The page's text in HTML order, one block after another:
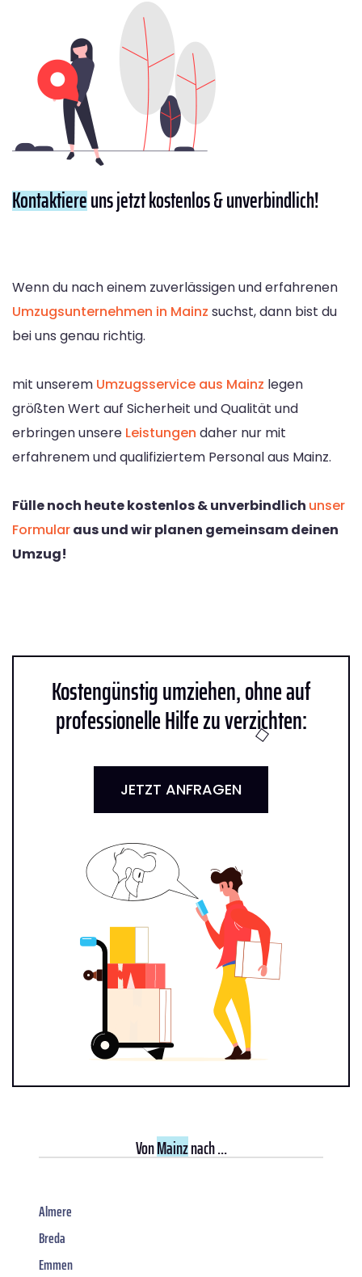
Kontaktiereuns jetzt kostenlos & unverbindlich!
Wenn du nach einem zuverlässigen und erfahrenen
Umzugsunternehmen in Mainz suchst, dann bist du
bei uns genau richtig.
mit unserem Umzugsservice aus Mainz legen
größten Wert auf Sicherheit und Qualität und
erbringen unsere Leistungen daher nur mit
erfahrenem und qualifiziertem Personal aus Mainz.
Fülle noch heute kostenlos & unverbindlich unser
Formularaus und wir planen gemeinsam deinen
Umzug!
Kostengünstig umziehen, ohne auf
professionelle Hilfe zu verzichten:
JETZT ANFRAGEN
VonMainznach ...
Almere
Breda
Emmen